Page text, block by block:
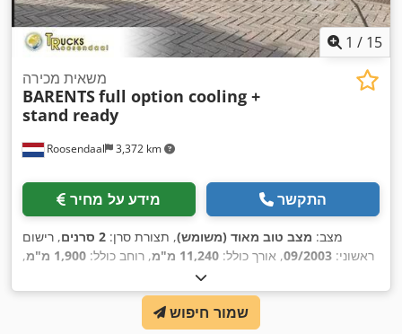
1 / 15
Roosendaal 3,372 km
משאית מכירה
BARENTSfull option cooling +
stand ready
מידע על מחיר התקשר
מצב: מצב טוב מאוד (משומש), תצורת סרן: 2 סרנים
, רישום
ראשוני: 09/2003, אורך כולל: 11,240 מ"מ , רוחב כולל: 1,900 מ"מ
,
880 מ"מ
שמור חיפוש